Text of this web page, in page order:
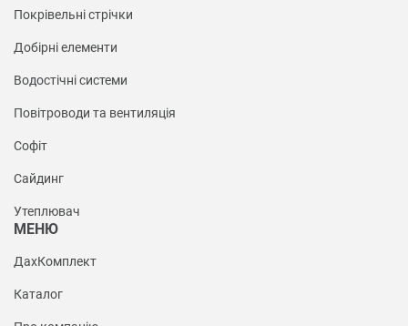
Покрівельні стрічки
Добірні елементи
Водостічні системи
Повітроводи та вентиляція
Софіт
Сайдинг
Утеплювач
МЕНЮ
ДахКомплект
Каталог